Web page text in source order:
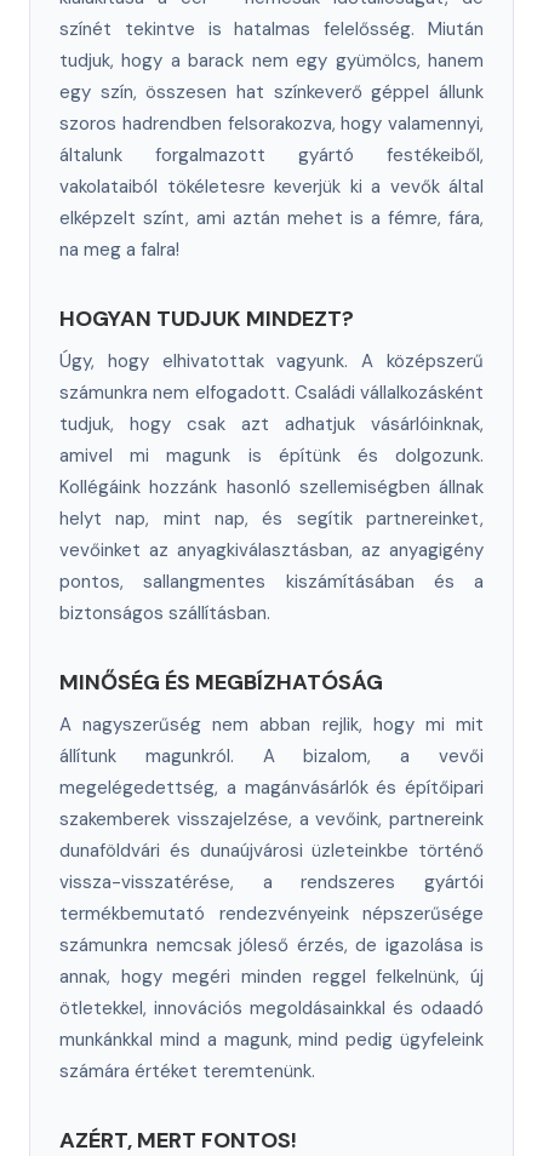
színét tekintve is hatalmas felelősség. Miután
tudjuk, hogy a barack nem egy gyümölcs, hanem
egy szín, összesen hat színkeverő géppel állunk
szoros hadrendben felsorakozva, hogy valamennyi,
általunk forgalmazott gyártó festékeiből,
vakolataiból tökéletesre keverjük ki a vevők által
elképzelt színt, ami aztán mehet is a fémre, fára,
na meg a falra!
HOGYAN TUDJUK MINDEZT?
Úgy, hogy elhivatottak vagyunk. A középszerű
számunkra nem elfogadott. Családi vállalkozásként
tudjuk, hogy csak azt adhatjuk vásárlóinknak,
amivel mi magunk is építünk és dolgozunk.
Kollégáink hozzánk hasonló szellemiségben állnak
helyt nap, mint nap, és segítik partnereinket,
vevőinket az anyagkiválasztásban, az anyagigény
pontos, sallangmentes kiszámításában és a
biztonságos szállításban.
MINŐSÉG ÉS MEGBÍZHATÓSÁG
A nagyszerűség nem abban rejlik, hogy mi mit
állítunk magunkról. A bizalom, a vevői
megelégedettség, a magánvásárlók és építőipari
szakemberek visszajelzése, a vevőink, partnereink
dunaföldvári és dunaújvárosi üzleteinkbe történő
vissza-visszatérése, a rendszeres gyártói
termékbemutató rendezvényeink népszerűsége
számunkra nemcsak jóleső érzés, de igazolása is
annak, hogy megéri minden reggel felkelnünk, új
ötletekkel, innovációs megoldásainkkal és odaadó
munkánkkal mind a magunk, mind pedig ügyfeleink
számára értéket teremtenünk.
AZÉRT, MERT FONTOS!